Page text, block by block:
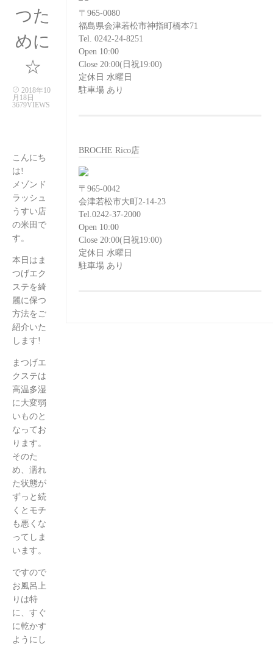
つた
めに
☆
2018年10
月18日
3679VIEWS
こんにち
は!
メゾンド
ラッシュ
うすい店
の米田で
す。
本日はま
つげエク
ステを綺
麗に保つ
方法をご
紹介いた
します!
まつげエ
クステは
高温多湿
に大変弱
いものと
なってお
ります。
そのた
め、濡れ
た状態が
ずっと続
くとモチ
も悪くな
ってしま
います。
ですので
お風呂上
りは特
に、すぐ
に乾かす
ようにし
〒965-0080
福島県会津若松市神指町橋本71
Tel. 0242-24-8251
Open 10:00
Close 20:00(日祝19:00)
定休日 水曜日
駐車場 あり
BROCHE Rico店
〒965-0042
会津若松市大町2-14-23
Tel.0242-37-2000
Open 10:00
Close 20:00(日祝19:00)
定休日 水曜日
駐車場 あり